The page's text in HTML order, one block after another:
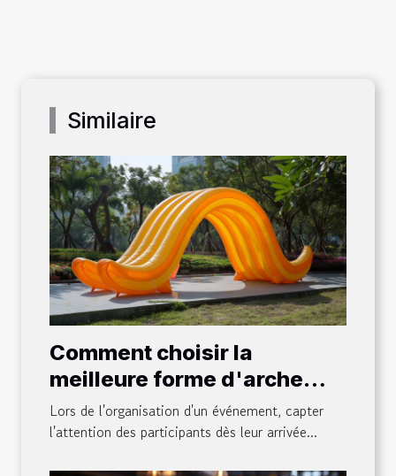
Similaire
Comment choisir la
meilleure forme d'arche
gonflable pour votre
événement
Lors de l'organisation d'un événement, capter
l'attention des participants dès leur arrivée...